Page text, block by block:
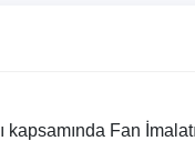
kapsamında Fan